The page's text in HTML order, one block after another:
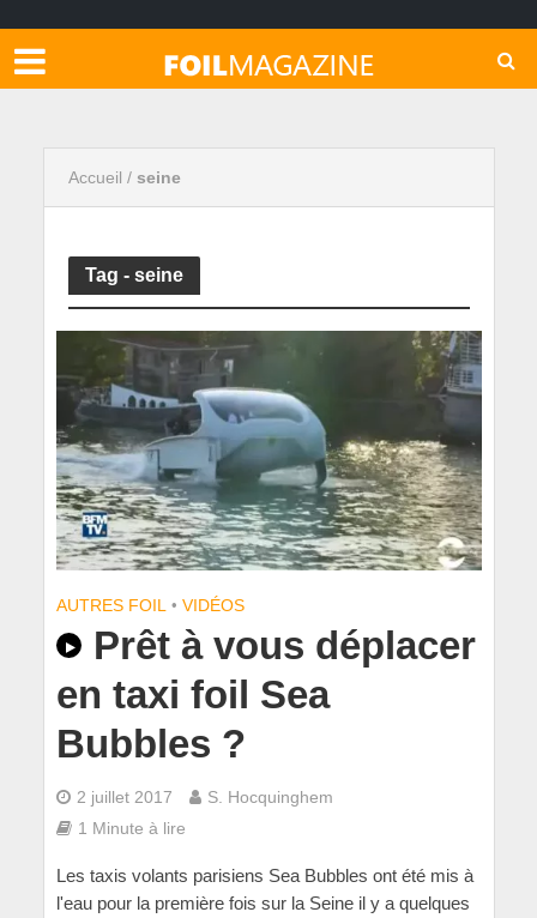
Accueil / seine
Tag - seine
AUTRES FOIL • VIDÉOS
Prêt à vous déplacer
en taxi foil Sea
Bubbles ?
2 juillet 2017
S. Hocquinghem
1 Minute à lire
Les taxis volants parisiens Sea Bubbles ont été mis à
l'eau pour la première fois sur la Seine il y a quelques